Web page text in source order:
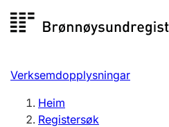
til
Registersøk
Aksjeselskap
Verksemdopplysningar
Heim
Registersøk